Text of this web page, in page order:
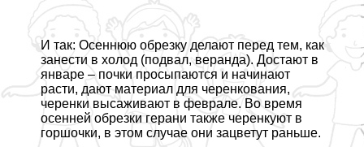
И так: Осеннюю обрезку делают перед тем, как
занести в холод (подвал, веранда). Достают в
январе – почки просыпаются и начинают
расти, дают материал для черенкования,
черенки высаживают в феврале. Во время
осенней обрезки герани также черенкуют в
горшочки, в этом случае они зацветут раньше.